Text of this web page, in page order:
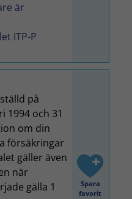
är
ITP-P
på
1994 och 31
om din
försäkringar
gäller även
när
gälla 1
Spara
favorit